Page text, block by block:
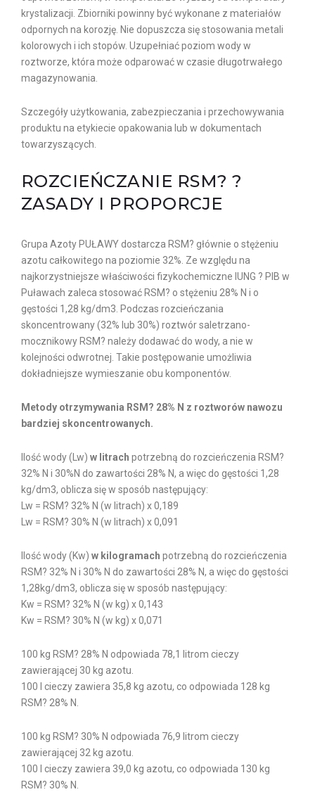
krystalizacji. Zbiorniki powinny być wykonane z materiałów
odpornych na korozję. Nie dopuszcza się stosowania metali
kolorowych i ich stopów. Uzupełniać poziom wody w
roztworze, która może odparować w czasie długotrwałego
magazynowania.
Szczegóły użytkowania, zabezpieczania i przechowywania
produktu na etykiecie opakowania lub w dokumentach
towarzyszących.
ROZCIEŃCZANIE RSM? ?
ZASADY I PROPORCJE
Grupa Azoty PUŁAWY dostarcza RSM? głównie o stężeniu
azotu całkowitego na poziomie 32%. Ze względu na
najkorzystniejsze właściwości fizykochemiczne IUNG ? PIB w
Puławach zaleca stosować RSM? o stężeniu 28% N i o
gęstości 1,28 kg/dm3. Podczas rozcieńczania
skoncentrowany (32% lub 30%) roztwór saletrzano-
mocznikowy RSM? należy dodawać do wody, a nie w
kolejności odwrotnej. Takie postępowanie umożliwia
dokładniejsze wymieszanie obu komponentów.
Metody otrzymywania RSM? 28% N z roztworów nawozu
bardziej skoncentrowanych.
Ilość wody (Lw) w litrach potrzebną do rozcieńczenia RSM?
32% N i 30%N do zawartości 28% N, a więc do gęstości 1,28
kg/dm3, oblicza się w sposób następujący:
Lw = RSM? 32% N (w litrach) x 0,189
Lw = RSM? 30% N (w litrach) x 0,091
Ilość wody (Kw) w kilogramach potrzebną do rozcieńczenia
RSM? 32% N i 30% N do zawartości 28% N, a więc do gęstości
1,28kg/dm3, oblicza się w sposób następujący:
Kw = RSM? 32% N (w kg) x 0,143
Kw = RSM? 30% N (w kg) x 0,071
100 kg RSM? 28% N odpowiada 78,1 litrom cieczy
zawierającej 30 kg azotu.
100 l cieczy zawiera 35,8 kg azotu, co odpowiada 128 kg
RSM? 28% N.
100 kg RSM? 30% N odpowiada 76,9 litrom cieczy
zawierającej 32 kg azotu.
100 l cieczy zawiera 39,0 kg azotu, co odpowiada 130 kg
RSM? 30% N.